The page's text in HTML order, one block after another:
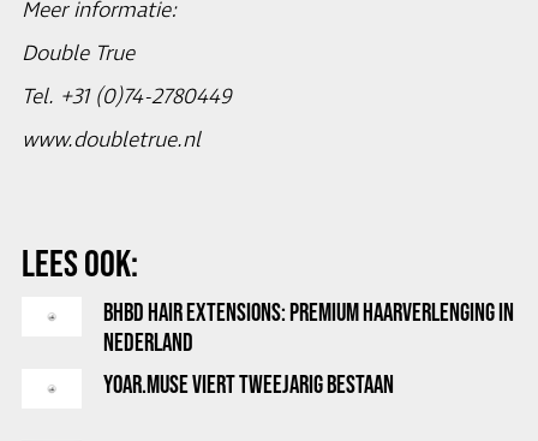
Meer informatie:
Double True
Tel. +31 (0)74-2780449
www.doubletrue.nl
LEES OOK:
BHBD HAIR EXTENSIONS: PREMIUM HAARVERLENGING IN
NEDERLAND
YOAR.MUSE VIERT TWEEJARIG BESTAAN